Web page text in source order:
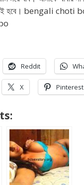
হবে। bengali choti
Reddit
X Pinterest